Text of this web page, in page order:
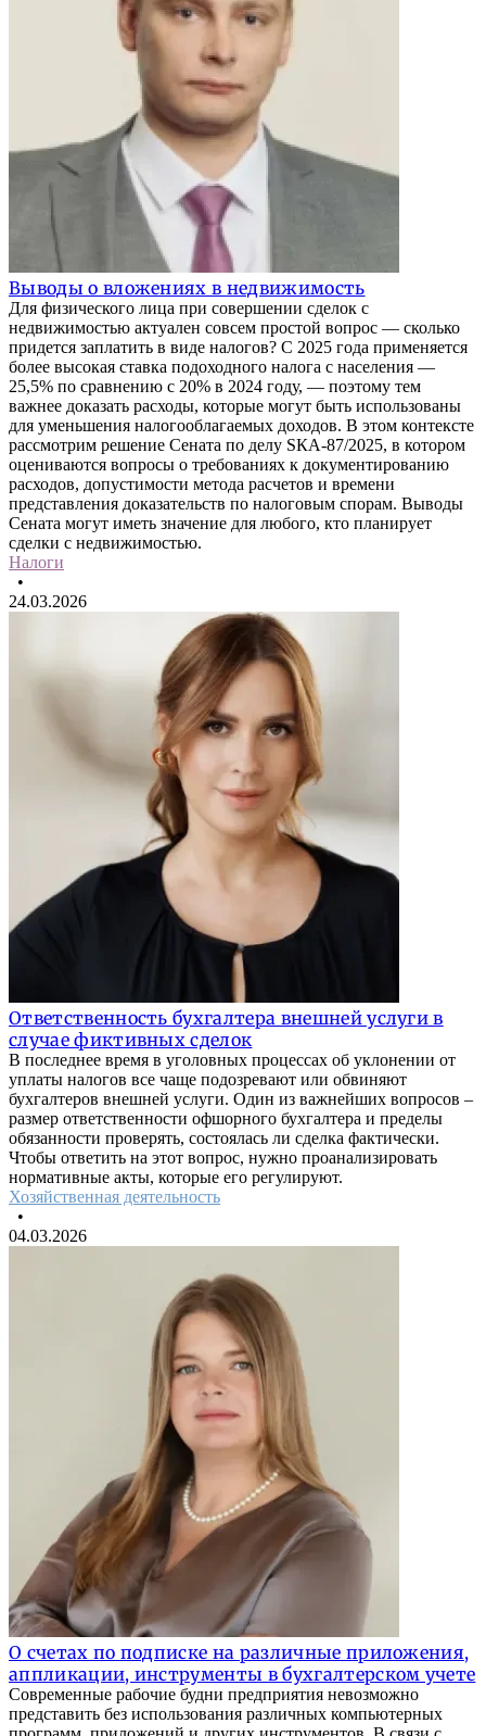
Выводы о вложениях в недвижимость
Для физического лица при совершении сделок с
недвижимостью актуален совсем простой вопрос — сколько
придется заплатить в виде налогов? С 2025 года применяется
более высокая ставка подоходного налога с населения —
25,5% по сравнению с 20% в 2024 году, — поэтому тем
важнее доказать расходы, которые могут быть использованы
для уменьшения налогооблагаемых доходов. В этом контексте
рассмотрим решение Сената по делу SКА‑87/2025, в котором
оцениваются вопросы о требованиях к документированию
расходов, допустимости метода расчетов и времени
представления доказательств по налоговым спорам. Выводы
Сената могут иметь значение для любого, кто планирует
сделки с недвижимостью.
Налоги
•
24.03.2026
Ответственность бухгалтера внешней услуги в
случае фиктивных сделок
В последнее время в уголовных процессах об уклонении от
уплаты налогов все чаще подозревают или обвиняют
бухгалтеров внешней услуги. Один из важнейших вопросов –
размер ответственности офшорного бухгалтера и пределы
обязанности проверять, состоялась ли сделка фактически.
Чтобы ответить на этот вопрос, нужно проанализировать
нормативные акты, которые его регулируют.
Хозяйственная деятельность
•
04.03.2026
О счетах по подписке на различные приложения,
аппликации, инструменты в бухгалтерском учете
Современные рабочие будни предприятия невозможно
представить без использования различных компьютерных